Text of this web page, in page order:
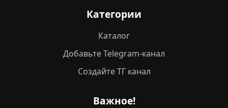
Категории
Каталог
Добавьте Telegram-канал
Создайте ТГ канал
Важное!